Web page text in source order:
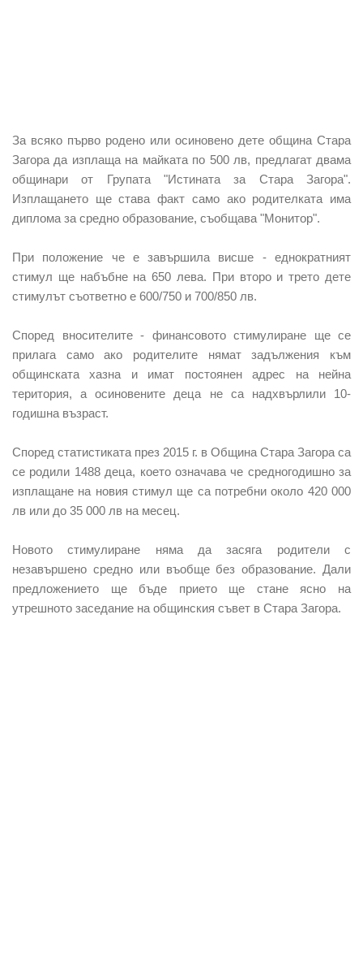
За всяко първо родено или осиновено дете община Стара
Загора да изплаща на майката по 500 лв, предлагат двама
общинари от Групата "Истината за Стара Загора".
Изплащането ще става факт само ако родителката има
диплома за средно образование, съобщава "Монитор".
При положение че е завършила висше - еднократният
стимул ще набъбне на 650 лева. При второ и трето дете
стимулът съответно е 600/750 и 700/850 лв.
Според вносителите - финансовото стимулиране ще се
прилага само ако родителите нямат задължения към
общинската хазна и имат постоянен адрес на нейна
територия, а осиновените деца не са надхвърлили 10-
годишна възраст.
Според статистиката през 2015 г. в Община Стара Загора са
се родили 1488 деца, което означава че средногодишно за
изплащане на новия стимул ще са потребни около 420 000
лв или до 35 000 лв на месец.
Новото стимулиране няма да засяга родители с
незавършено средно или въобще без образование. Дали
предложението ще бъде прието ще стане ясно на
утрешното заседание на общинския съвет в Стара Загора.